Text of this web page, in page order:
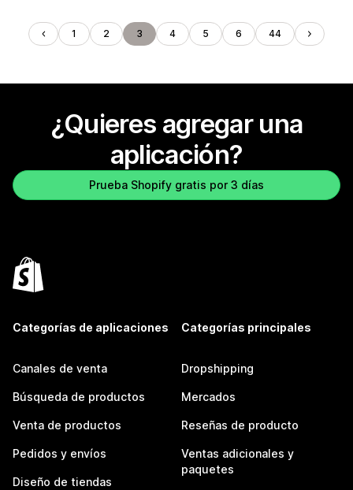
1 2 3 4 5 6 44
¿Quieres agregar una
aplicación?
Prueba Shopify gratis por 3 días
Categorías de aplicaciones
Canales de venta
Búsqueda de productos
Venta de productos
Pedidos y envíos
Diseño de tiendas
Categorías principales
Dropshipping
Mercados
Reseñas de producto
Ventas adicionales y
paquetes